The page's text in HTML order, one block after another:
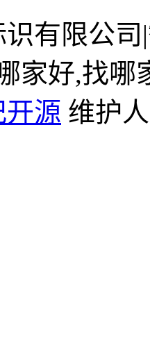
有限公
家好,找哪
开源 维护